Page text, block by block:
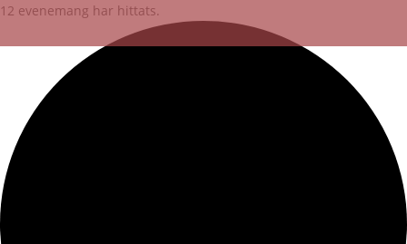
12 evenemang har hittats.